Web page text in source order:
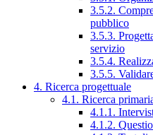
3.5.2.
pubblico
3.5.3.
servizio
3.5.4.
3.5.5.
4. Ricerca progettuale
4.1. Ricerca
4.1.1.
4.1.2.